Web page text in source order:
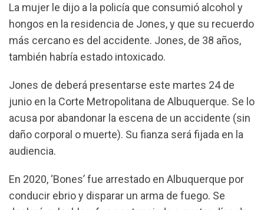
La mujer le dijo a la policía que consumió alcohol y
hongos en la residencia de Jones, y que su recuerdo
más cercano es del accidente. Jones, de 38 años,
también habría estado intoxicado.
Jones de deberá presentarse este martes 24 de
junio en la Corte Metropolitana de Albuquerque. Se lo
acusa por abandonar la escena de un accidente (sin
daño corporal o muerte). Su fianza será fijada en la
audiencia.
En 2020, ‘Bones’ fue arrestado en Albuquerque por
conducir ebrio y disparar un arma de fuego. Se